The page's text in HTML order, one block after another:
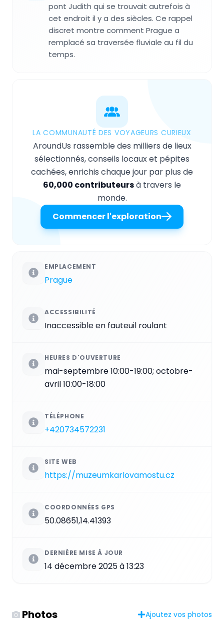
pont Judith qui se trouvait autrefois à
cet endroit il y a des siècles. Ce rappel
discret montre comment Prague a
remplacé sa traversée fluviale au fil du
temps.
LA COMMUNAUTÉ DES VOYAGEURS CURIEUX
AroundUs rassemble des milliers de lieux
sélectionnés, conseils locaux et pépites
cachées, enrichis chaque jour par plus de
60,000 contributeursà travers le
monde.
Commencer l'exploration
EMPLACEMENT
Prague
ACCESSIBILITÉ
Inaccessible en fauteuil roulant
HEURES D'OUVERTURE
mai-septembre 10:00-19:00; octobre-
avril 10:00-18:00
TÉLÉPHONE
+420734572231
SITE WEB
https://muzeumkarlovamostu.cz
COORDONNÉES GPS
50.08651,14.41393
DERNIÈRE MISE À JOUR
14 décembre 2025 à 13:23
Photos Ajoutez vos photos